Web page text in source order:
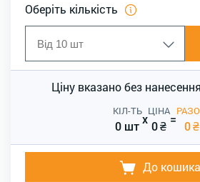
Оберіть кількість
Ціну вказано без нанесення
КІЛ-ТЬ
0 штx
ЦІНА
0₴ = 0₴
До кошика